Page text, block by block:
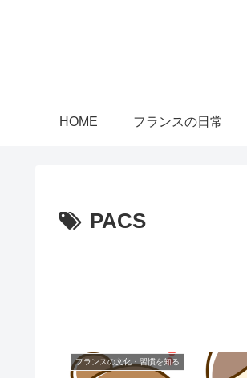
HOME フランスの日常
PACS
フランスの文化・習慣を知る